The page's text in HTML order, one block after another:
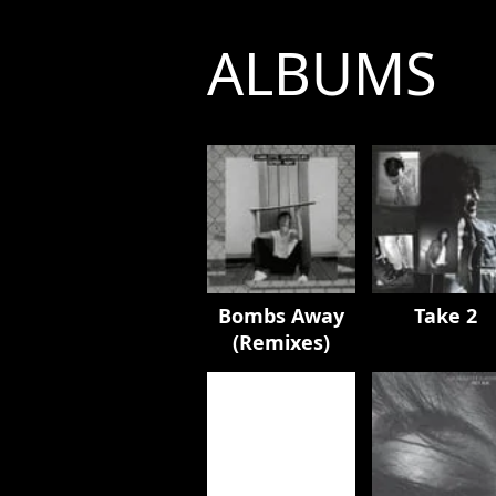
ALBUMS
Bombs Away
(Remixes)
Take 2